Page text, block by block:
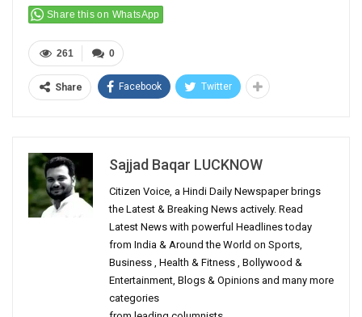
Share this on WhatsApp
0
261
Share Facebook Twitter
Sajjad Baqar LUCKNOW
Citizen Voice, a Hindi Daily Newspaper brings
the Latest & Breaking News actively. Read
Latest News with powerful Headlines today
from India & Around the World on Sports,
Business , Health & Fitness , Bollywood &
Entertainment, Blogs & Opinions and many more
categories